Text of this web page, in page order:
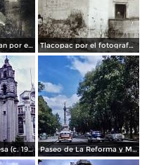
La presa de Tizapan por el fotografo Fernando Kososky. ( Circulada el 22 de Diembre de 1910 ). Tlacopac por el fotografo Hugo Brehme.
Iglesia de la profesa (c. 1950) Paseo de La Reforma y Mto a La Independencia 1950